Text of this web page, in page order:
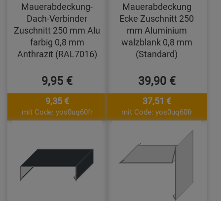
Mauerabdeckung-
Dach-Verbinder
Zuschnitt 250 mm Alu
farbig 0,8 mm
Anthrazit (RAL7016)
9,95 €
9,35 €
mit Code: yos0uq60fr
Mauerabdeckung
Ecke Zuschnitt 250
mm Aluminium
walzblank 0,8 mm
(Standard)
39,90 €
37,51 €
mit Code: yos0uq60fr